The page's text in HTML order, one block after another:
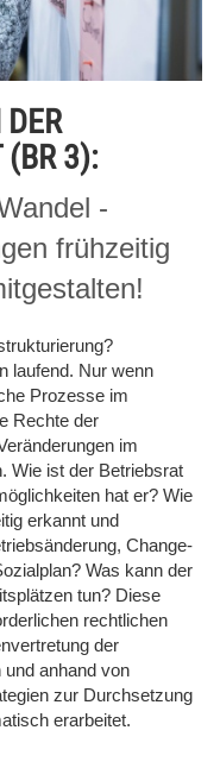
(BR 3):
-
frühzeitig
laufend. Nur wenn
Prozesse im
Rechte der
im
Wie ist der Betriebsrat
hat er? Wie
erkannt und
Change-
Was kann der
tun? Diese
rechtlichen
der
anhand von
zur Durchsetzung
erarbeitet.